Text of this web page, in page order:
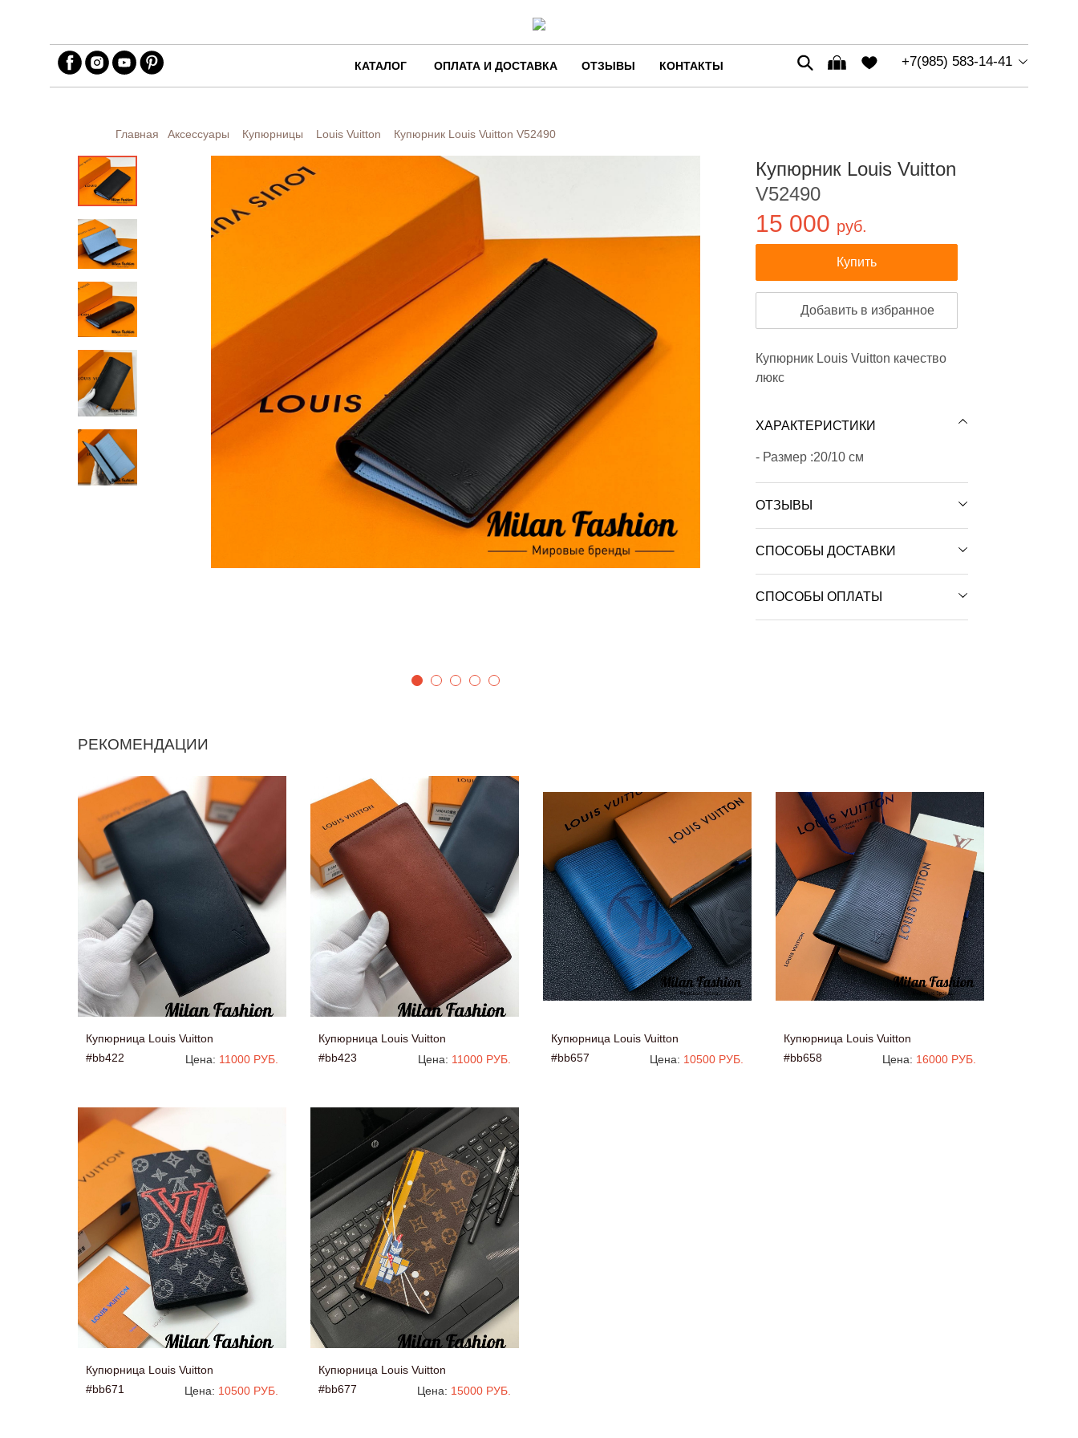
КАТАЛОГ ОПЛАТА И ДОСТАВКА ОТЗЫВЫ КОНТАКТЫ +7(985) 583-14-41
Главная Аксессуары Купюрницы Louis Vuitton Купюрник Louis Vuitton V52490
Купюрник Louis Vuitton
V52490
15 000 руб.
Купить
Добавить в избранное
Купюрник Louis Vuitton качество
люкс
ХАРАКТЕРИСТИКИ
- Размер :20/10 см
ОТЗЫВЫ
СПОСОБЫ ДОСТАВКИ
СПОСОБЫ ОПЛАТЫ
РЕКОМЕНДАЦИИ
Купюрница Louis Vuitton
#bb422
Цена: 11000 РУБ.
Купюрница Louis Vuitton
#bb423
Цена: 11000 РУБ.
Купюрница Louis Vuitton
#bb657
Цена: 10500 РУБ.
Купюрница Louis Vuitton
#bb658
Цена: 16000 РУБ.
Купюрница Louis Vuitton
#bb671
Цена: 10500 РУБ.
Купюрница Louis Vuitton
#bb677
Цена: 15000 РУБ.